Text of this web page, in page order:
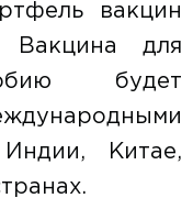
вакцин
Вакцина для
будет
Китае,